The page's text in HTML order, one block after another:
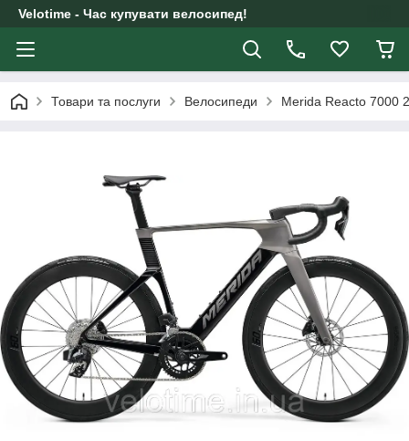
Velotime - Час купувати велосипед!
Товари та послуги Велосипеди Merida Reacto 7000